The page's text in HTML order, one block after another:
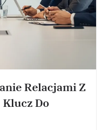
Relacjami Z
Do